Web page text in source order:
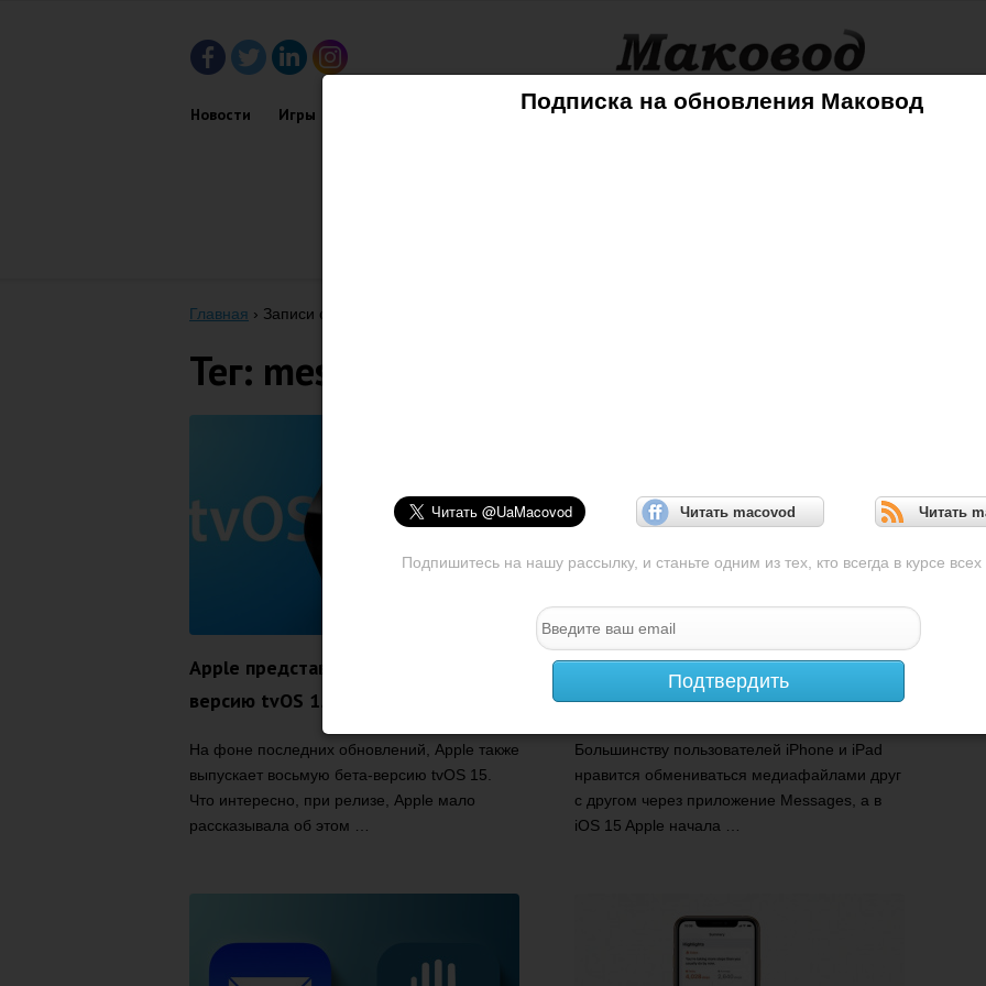
Подписка на обновления Маковод
Читать macovod Читать
Подпишитесь на нашу рассылку, и станьте одним из тех, кто всегда в курсе всех
Подтвердить
Новости Игры Советы Mac iPhone iPad iPod AppleTV
Главная › Записи с тегом "Messages"
Тег: messages
Apple представляет восьмую бета-
версию tvOS 15
На фоне последних обновлений, Apple также
выпускает восьмую бета-версию tvOS 15.
Что интересно, при релизе, Apple мало
рассказывала об этом …
iOS 15: как просмотреть все
фотографии из сообщений
Большинству пользователей iPhone и iPad
нравится обмениваться медиафайлами друг
с другом через приложение Messages, а в
iOS 15 Apple начала …